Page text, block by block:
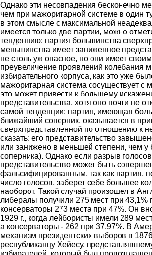
Однако эти несовпадения бесконечно
чем при мажоритарной системе в один
в этом смысле с максимальной
имеется только две партии, можно
тенденцию: партия большинства
меньшинства имеет заниженное
не столь уж опасное, но они имеет
преувеличение проявлений колебания
избирательного корпуса, как это уже
мажоритарная система сосуществует с
это может привести к большему
представительства, хотя оно почти не
самой тенденции: партия, имеющая
ближайший соперник, оказывается в
сверхпредставленной по отношению к
сказать: его представительство
или занижено в меньшей степени, чем у
соперника). Однако если разрыв
представительство может быть
фальсифицированным, так как партия,
число голосов, заберет себе большее
наоборот. Такой случай произошел в
либералы получили 275 мест при 43,1%
консерваторы 273 места при 47%. Он
1929 г., когда лейбористы имели 289
а консерваторы - 262 при 37,97%. В
механизм президентских выборов в
республиканцу Хейесу,
избирателей, который был